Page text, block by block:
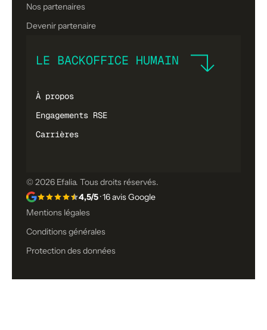
Nos partenaires
Devenir partenaire
LE BACKOFFICE HUMAIN
À propos
Engagements RSE
Carrières
© 2026 Efalia. Tous droits réservés.
4,5/5· 16 avis Google
Mentions légales
Conditions générales
Protection des données